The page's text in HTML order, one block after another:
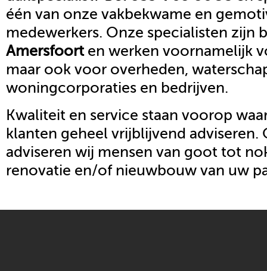
één van onze vakbekwame en
medewerkers. Onze specialisten zijn
Amersfoorten werken voornamelijk
maar ook voor overheden,
woningcorporaties en bedrijven.
Kwaliteit en service staan voorop
klanten geheel vrijblijvend adviseren.
adviseren wij mensen van goot tot
renovatie en/of nieuwbouw van uw